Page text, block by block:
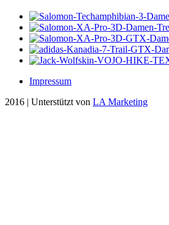
Impressum
2016 | Unterstützt von LA Marketing